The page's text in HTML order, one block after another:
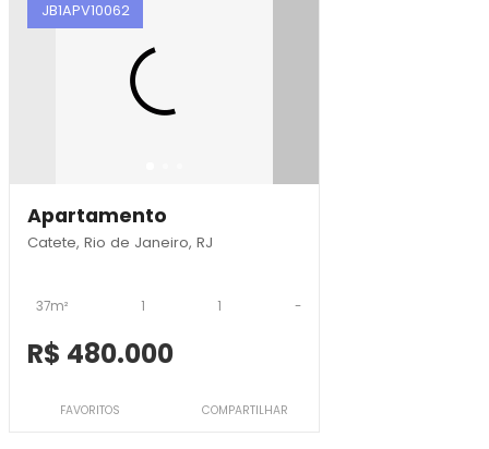
JB1APV10062
Apartamento
Catete, Rio de Janeiro, RJ
37m² 1 1 -
R$ 480.000
FAVORITOS COMPARTILHAR